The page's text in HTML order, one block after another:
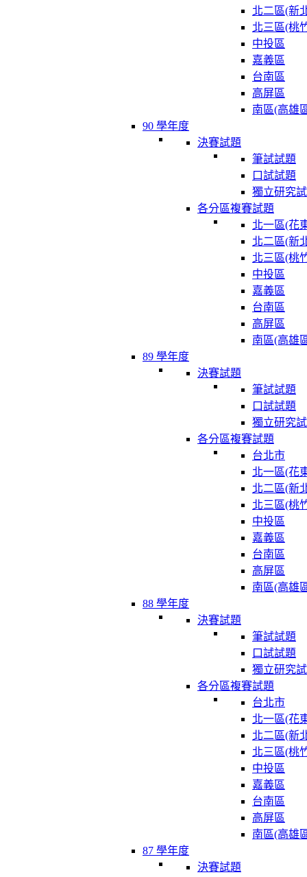
北二區(新
北三區(桃
中投區
嘉義區
台南區
高屏區
南區(高雄
90 學年度
決賽試題
筆試試題
口試試題
獨立研究
各分區複賽試題
北一區(花
北二區(新
北三區(桃
中投區
嘉義區
台南區
高屏區
南區(高雄
89 學年度
決賽試題
筆試試題
口試試題
獨立研究
各分區複賽試題
台北市
北一區(花
北二區(新
北三區(桃
中投區
嘉義區
台南區
高屏區
南區(高雄
88 學年度
決賽試題
筆試試題
口試試題
獨立研究
各分區複賽試題
台北市
北一區(花
北二區(新
北三區(桃
中投區
嘉義區
台南區
高屏區
南區(高雄
87 學年度
決賽試題